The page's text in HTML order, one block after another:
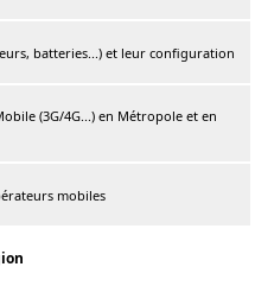
batteries...) et leur configuration
(3G/4G...) en Métropole et en
mobiles